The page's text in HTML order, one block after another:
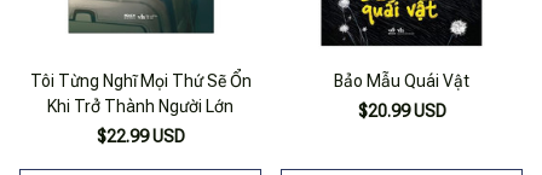
Tôi Từng Nghĩ Mọi Thứ Sẽ Ổn
Khi Trở Thành Người Lớn
$22.99 USD
Bảo Mẫu Quái Vật
$20.99 USD